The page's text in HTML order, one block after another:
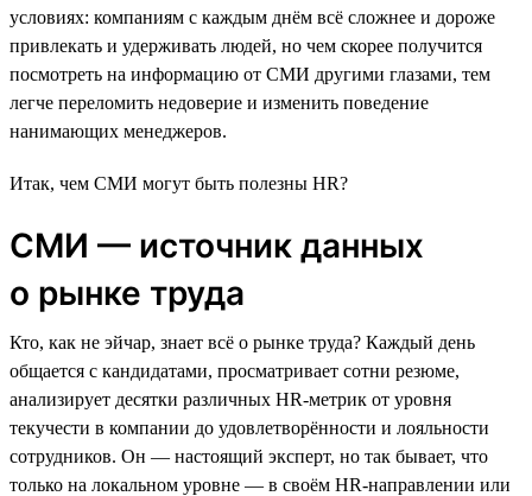
условиях: компаниям с каждым днём всё сложнее и дороже
привлекать и удерживать людей, но чем скорее получится
посмотреть на информацию от СМИ другими глазами, тем
легче переломить недоверие и изменить поведение
нанимающих менеджеров.
Итак, чем СМИ могут быть полезны HR?
СМИ — источник данных
о рынке труда
Кто, как не эйчар, знает всё о рынке труда? Каждый день
общается с кандидатами, просматривает сотни резюме,
анализирует десятки различных HR-метрик от уровня
текучести в компании до удовлетворённости и лояльности
сотрудников. Он — настоящий эксперт, но так бывает, что
только на локальном уровне — в своём HR-направлении или